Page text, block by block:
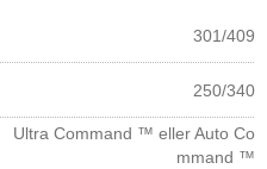
301/409
250/340
Ultra Command ™ eller Auto Co
mmand ™